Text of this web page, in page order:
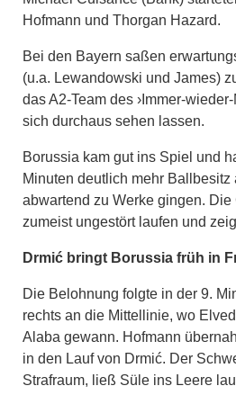
Hofmann und Thorgan Hazard.
Bei den Bayern saßen
(u.a. Lewandowski und James)
das A2-Team des ›Immer-
sich durchaus sehen lassen.
Borussia kam gut ins Spiel und
Minuten deutlich mehr
abwartend zu Werke gingen.
zumeist ungestört laufen und
Drmić bringt Borussia früh in
Die Belohnung folgte in der 9.
rechts an die Mittellinie, wo
Alaba gewann. Hofmann
in den Lauf von Drmić. Der
Strafraum, ließ Süle ins Leere